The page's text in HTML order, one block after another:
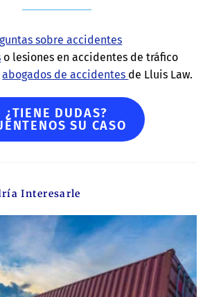
sobre accidentes
o lesiones en accidentes de tráfico
abogados de accidentes de Lluis Law.
¿TIENE DUDAS?
SU CASO
Interesarle